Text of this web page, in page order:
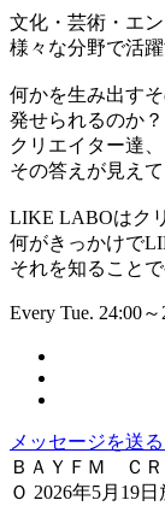
文化・芸術・エ
様々な分野で活
何かを生み出す
発せられるのか？
クリエイター達
その答えが見え
LIKE LABOはク
何がきっかけで
それを知ること
Every Tue. 24:00～
メッセージを送る
ＢＡＹＦＭ Ｃ
Ｏ 2026年5月19